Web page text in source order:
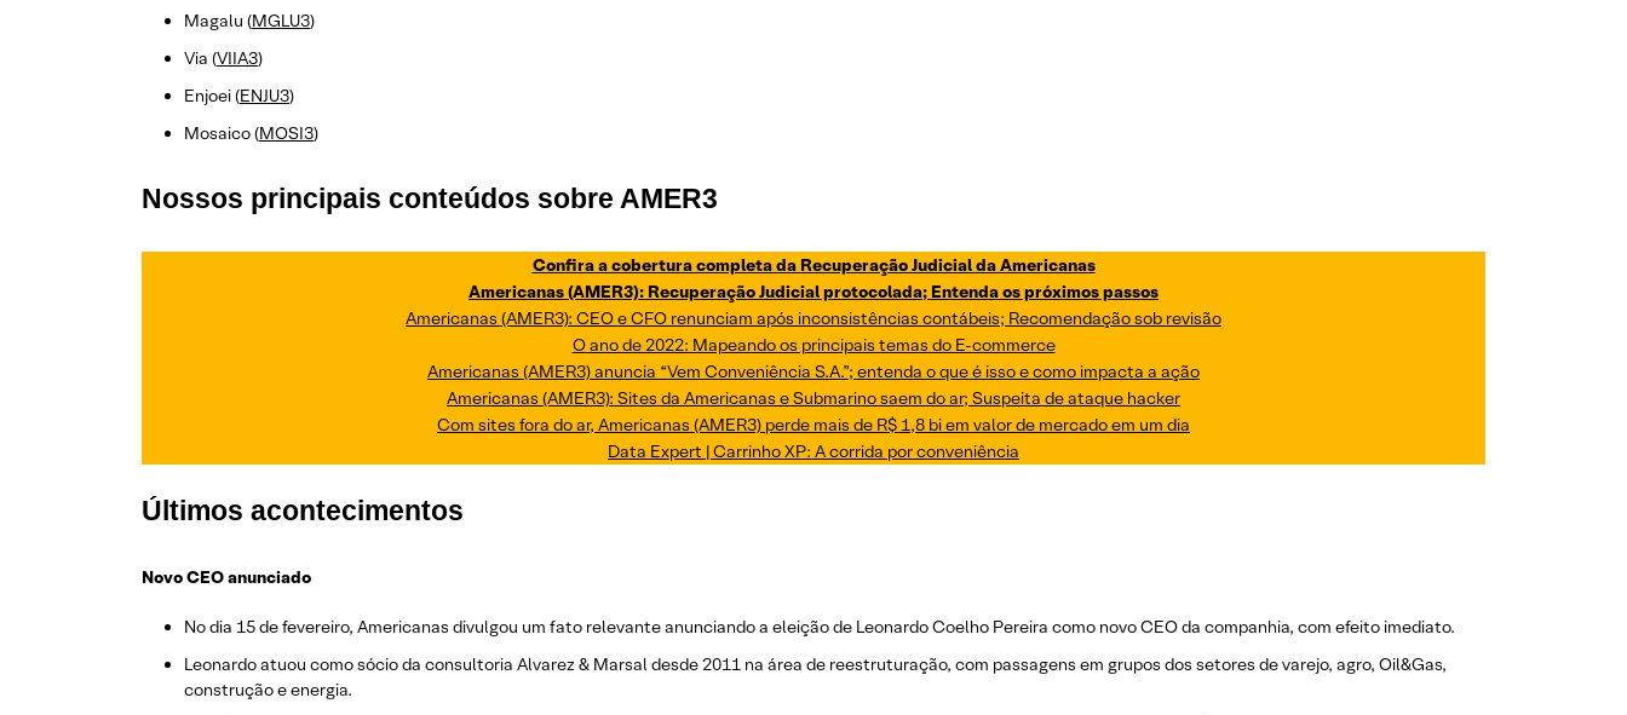
Magalu (MGLU3)
Via (VIIA3)
Enjoei (ENJU3)
Mosaico (MOSI3)
Nossos principais conteúdos sobre AMER3
Confira a cobertura completa da Recuperação Judicial da Americanas
Americanas (AMER3): Recuperação Judicial protocolada; Entenda os próximos passos
Americanas (AMER3): CEO e CFO renunciam após inconsistências contábeis; Recomendação sob revisão
O ano de 2022: Mapeando os principais temas do E-commerce
Americanas (AMER3) anuncia “Vem Conveniência S.A.”; entenda o que é isso e como impacta a ação
Americanas (AMER3): Sites da Americanas e Submarino saem do ar; Suspeita de ataque hacker
Com sites fora do ar, Americanas (AMER3) perde mais de R$ 1,8 bi em valor de mercado em um dia
Data Expert | Carrinho XP: A corrida por conveniência
Últimos acontecimentos
Novo CEO anunciado
No dia 15 de fevereiro, Americanas divulgou um fato relevante anunciando a eleição de Leonardo Coelho Pereira como novo CEO da companhia, com efeito imediato.
Leonardo atuou como sócio da consultoria Alvarez & Marsal desde 2011 na área de reestruturação, com passagens em grupos dos setores de varejo, agro, Oil&Gas,
construção e energia.